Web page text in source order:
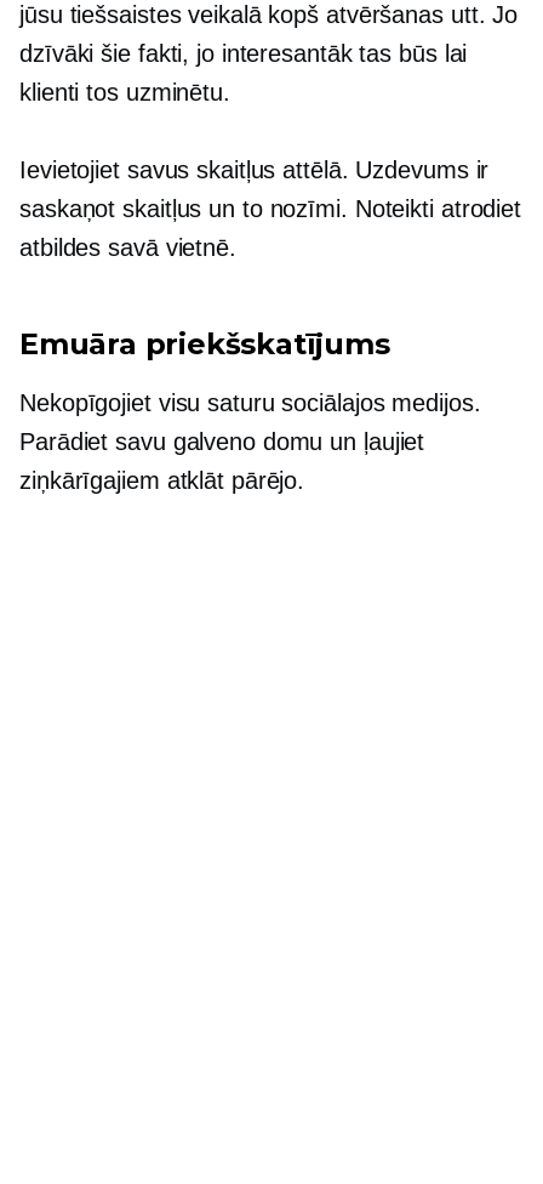
jūsu tiešsaistes veikalā kopš atvēršanas utt. Jo
dzīvāki šie fakti, jo interesantāk tas būs lai
klienti tos uzminētu.
Ievietojiet savus skaitļus attēlā. Uzdevums ir
saskaņot skaitļus un to nozīmi. Noteikti atrodiet
atbildes savā vietnē.
Emuāra priekšskatījums
Nekopīgojiet visu saturu sociālajos medijos.
Parādiet savu galveno domu un ļaujiet
ziņkārīgajiem atklāt pārējo.